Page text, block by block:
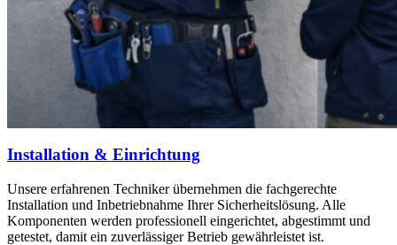
Installation & Einrichtung
Unsere erfahrenen Techniker übernehmen die fachgerechte
Installation und Inbetriebnahme Ihrer Sicherheitslösung. Alle
Komponenten werden professionell eingerichtet, abgestimmt und
getestet, damit ein zuverlässiger Betrieb gewährleistet ist.